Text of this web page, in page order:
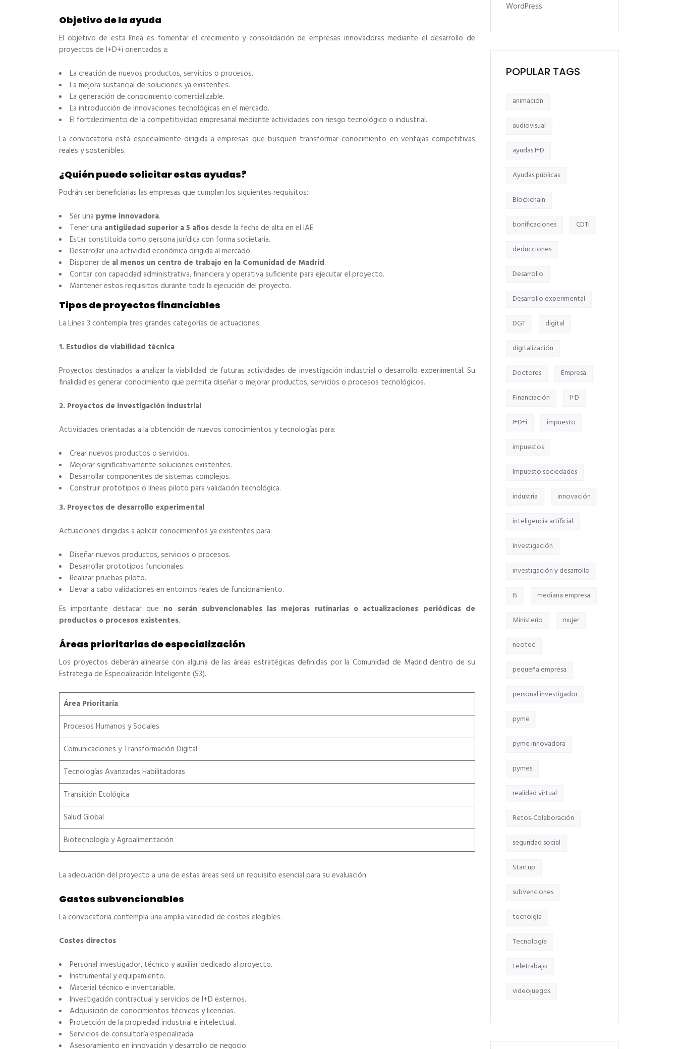
Objetivo de la ayuda
El objetivo de esta línea es fomentar el crecimiento y consolidación de empresas innovadoras mediante el desarrollo de
proyectos de I+D+i orientados a:
La creación de nuevos productos, servicios o procesos.
La mejora sustancial de soluciones ya existentes.
La generación de conocimiento comercializable.
La introducción de innovaciones tecnológicas en el mercado.
El fortalecimiento de la competitividad empresarial mediante actividades con riesgo tecnológico o industrial.
La convocatoria está especialmente dirigida a empresas que busquen transformar conocimiento en ventajas competitivas
reales y sostenibles.
¿Quién puede solicitar estas ayudas?
Podrán ser beneficiarias las empresas que cumplan los siguientes requisitos:
Ser una pyme innovadora.
Tener una antigüedad superior a 5 años desde la fecha de alta en el IAE.
Estar constituida como persona jurídica con forma societaria.
Desarrollar una actividad económica dirigida al mercado.
Disponer de al menos un centro de trabajo en la Comunidad de Madrid.
Contar con capacidad administrativa, financiera y operativa suficiente para ejecutar el proyecto.
Mantener estos requisitos durante toda la ejecución del proyecto.
Tipos de proyectos financiables
La Línea 3 contempla tres grandes categorías de actuaciones:
1. Estudios de viabilidad técnica
Proyectos destinados a analizar la viabilidad de futuras actividades de investigación industrial o desarrollo experimental. Su
finalidad es generar conocimiento que permita diseñar o mejorar productos, servicios o procesos tecnológicos.
2. Proyectos de investigación industrial
Actividades orientadas a la obtención de nuevos conocimientos y tecnologías para:
Crear nuevos productos o servicios.
Mejorar significativamente soluciones existentes.
Desarrollar componentes de sistemas complejos.
Construir prototipos o líneas piloto para validación tecnológica.
3. Proyectos de desarrollo experimental
Actuaciones dirigidas a aplicar conocimientos ya existentes para:
Diseñar nuevos productos, servicios o procesos.
Desarrollar prototipos funcionales.
Realizar pruebas piloto.
Llevar a cabo validaciones en entornos reales de funcionamiento.
Es importante destacar que no serán subvencionables las mejoras rutinarias o actualizaciones periódicas de
productos o procesos existentes.
Áreas prioritarias de especialización
Los proyectos deberán alinearse con alguna de las áreas estratégicas definidas por la Comunidad de Madrid dentro de su
Estrategia de Especialización Inteligente (S3).
Área Prioritaria
Procesos Humanos y Sociales
Comunicaciones y Transformación Digital
Tecnologías Avanzadas Habilitadoras
Transición Ecológica
Salud Global
Biotecnología y Agroalimentación
La adecuación del proyecto a una de estas áreas será un requisito esencial para su evaluación.
Gastos subvencionables
La convocatoria contempla una amplia variedad de costes elegibles.
Costes directos
Personal investigador, técnico y auxiliar dedicado al proyecto.
Instrumental y equipamiento.
Material técnico e inventariable.
Investigación contractual y servicios de I+D externos.
Adquisición de conocimientos técnicos y licencias.
Protección de la propiedad industrial e intelectual.
Servicios de consultoría especializada.
Asesoramiento en innovación y desarrollo de negocio.
WordPress
POPULAR TAGS
animación
audiovisual
ayudas I+D
Ayudas públicas
Blockchain
bonificaciones CDTi
deducciones
Desarrollo
Desarrollo experimental
DGT digital
digitalización
Doctores Empresa
Financiación I+D
I+D+i impuesto
impuestos
Impuesto sociedades
industria innovación
inteligencia artificial
Investigación
investigación y desarrollo
IS mediana empresa
Ministerio mujer
neotec
pequeña empresa
personal investigador
pyme
pyme innovadora
pymes
realidad virtual
Retos-Colaboración
seguridad social
Startup
subvenciones
tecnolgía
Tecnología
teletrabajo
videojuegos